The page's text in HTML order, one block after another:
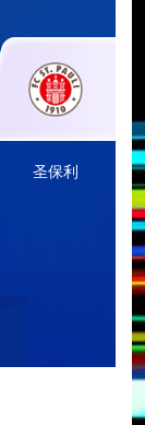
圣保利